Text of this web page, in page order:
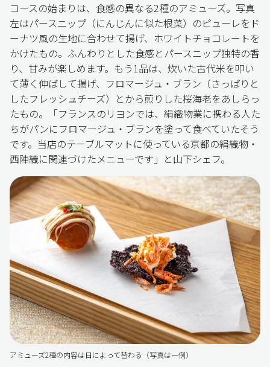
コースの始まりは、食感の異なる2種のアミューズ。写真
左はパースニップ（にんじんに似た根菜）のピューレをド
ーナツ風の生地に合わせて揚げ、ホワイトチョコレートを
かけたもの。ふんわりとした食感とパースニップ独特の香
り、甘みが楽しめます。もう1品は、炊いた古代米を叩い
て薄く伸ばして揚げ、フロマージュ・ブラン（さっぱりと
したフレッシュチーズ）とから煎りした桜海老をあしらっ
たもの。「フランスのリヨンでは、絹織物業に携わる人た
ちがパンにフロマージュ・ブランを塗って食べていたそう
です。当店のテーブルマットに使っている京都の絹織物・
西陣織に関連づけたメニューです」と山下シェフ。
アミューズ2種の内容は日によって替わる（写真は一例）